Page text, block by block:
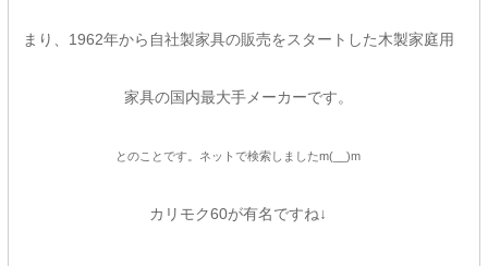
まり、1962年から自社製家具の販売をスタートした木製家庭用
家具の国内最大手メーカーです。
とのことです。ネットで検索しましたm(__)m
カリモク60が有名ですね↓